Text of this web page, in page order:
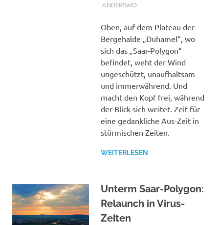
ANDERSWO
Oben, auf dem Plateau der
Bergehalde „Duhamel“, wo
sich das „Saar-Polygon“
befindet, weht der Wind
ungeschützt, unaufhaltsam
und immerwährend. Und
macht den Kopf frei, während
der Blick sich weitet. Zeit für
eine gedankliche Aus-Zeit in
stürmischen Zeiten.
WEITERLESEN
Unterm Saar-Polygon:
Relaunch in Virus-
Zeiten